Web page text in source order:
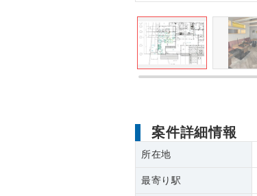
案件詳細情報
所在地
最寄り駅